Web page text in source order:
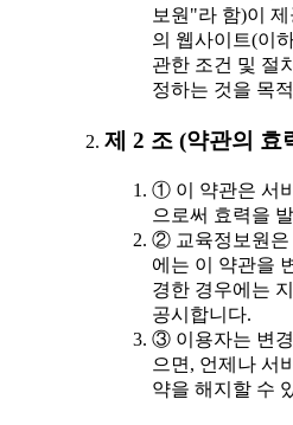
보원"라 함)이
의 웹사이트(이
관한 조건 및 절
정하는 것을 목
제 2 조 (약관의 효
① 이 약관은 서
으로써 효력을
② 교육정보원은
에는 이 약관을
경한 경우에는
공시합니다.
③ 이용자는 변
으면, 언제나 서
약을 해지할 수